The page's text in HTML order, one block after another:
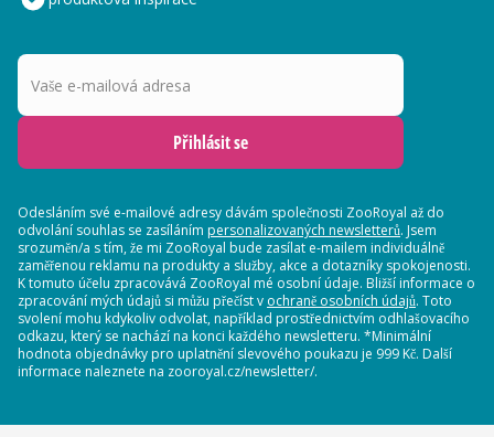
Vaše e-mailová adresa
Přihlásit se
Odesláním své e-mailové adresy dávám společnosti ZooRoyal až do
odvolání souhlas se zasíláním personalizovaných newsletterů. Jsem
srozuměn/a s tím, že mi ZooRoyal bude zasílat e-mailem individuálně
zaměřenou reklamu na produkty a služby, akce a dotazníky spokojenosti.
K tomuto účelu zpracovává ZooRoyal mé osobní údaje. Bližší informace o
zpracování mých údajů si můžu přečíst v ochraně osobních údajů. Toto
svolení mohu kdykoliv odvolat, například prostřednictvím odhlašovacího
odkazu, který se nachází na konci každého newsletteru. *Minimální
hodnota objednávky pro uplatnění slevového poukazu je 999 Kč. Další
informace naleznete na zooroyal.cz/newsletter/.